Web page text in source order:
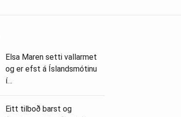
Elsa Maren setti vallarmet
og er efst á Íslandsmótinu
í…
Eitt tilboð barst og